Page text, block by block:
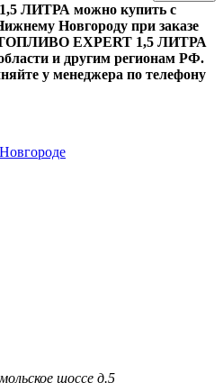
ЛИТРА можно купить с
Новгороду при заказе
EXPERT 1,5 ЛИТРА
и другим регионам РФ.
у менеджера по телефону
шоссе д.5